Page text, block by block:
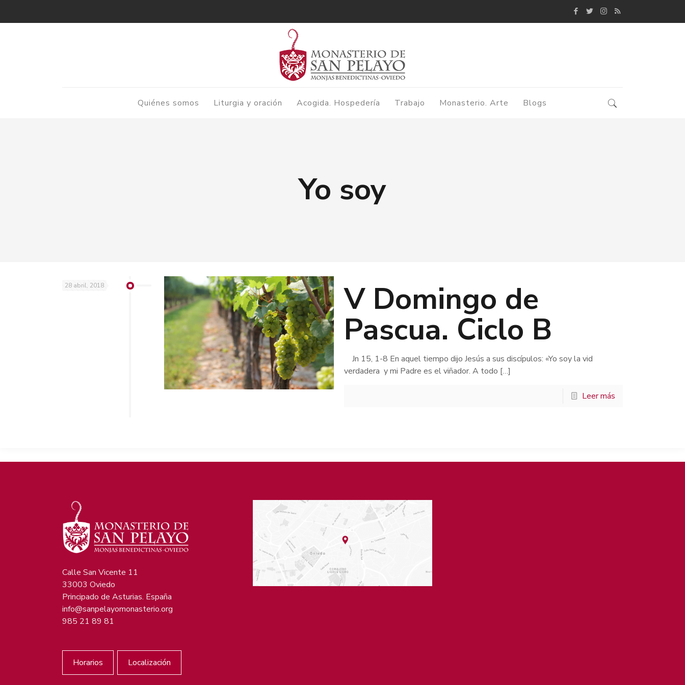
Quiénes somos Liturgia y oración Acogida. Hospedería Trabajo Monasterio. Arte Blogs
Yo soy
28 abril, 2018 V Domingo de
Pascua. Ciclo B
Jn 15, 1-8 En aquel tiempo dijo Jesús a sus discípulos: «Yo soy la vid
verdadera y mi Padre es el viñador. A todo […]
Leer más
Calle San Vicente 11
33003 Oviedo
Principado de Asturias. España
info@sanpelayomonasterio.org
985 21 89 81
Horarios Localización